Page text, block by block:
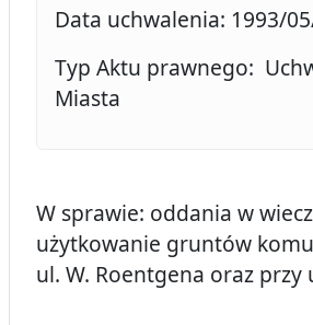
Data uchwalenia: 1993/
Typ Aktu prawnego:
Miasta
W sprawie: oddania w
użytkowanie gruntów
ul. W. Roentgena oraz przy